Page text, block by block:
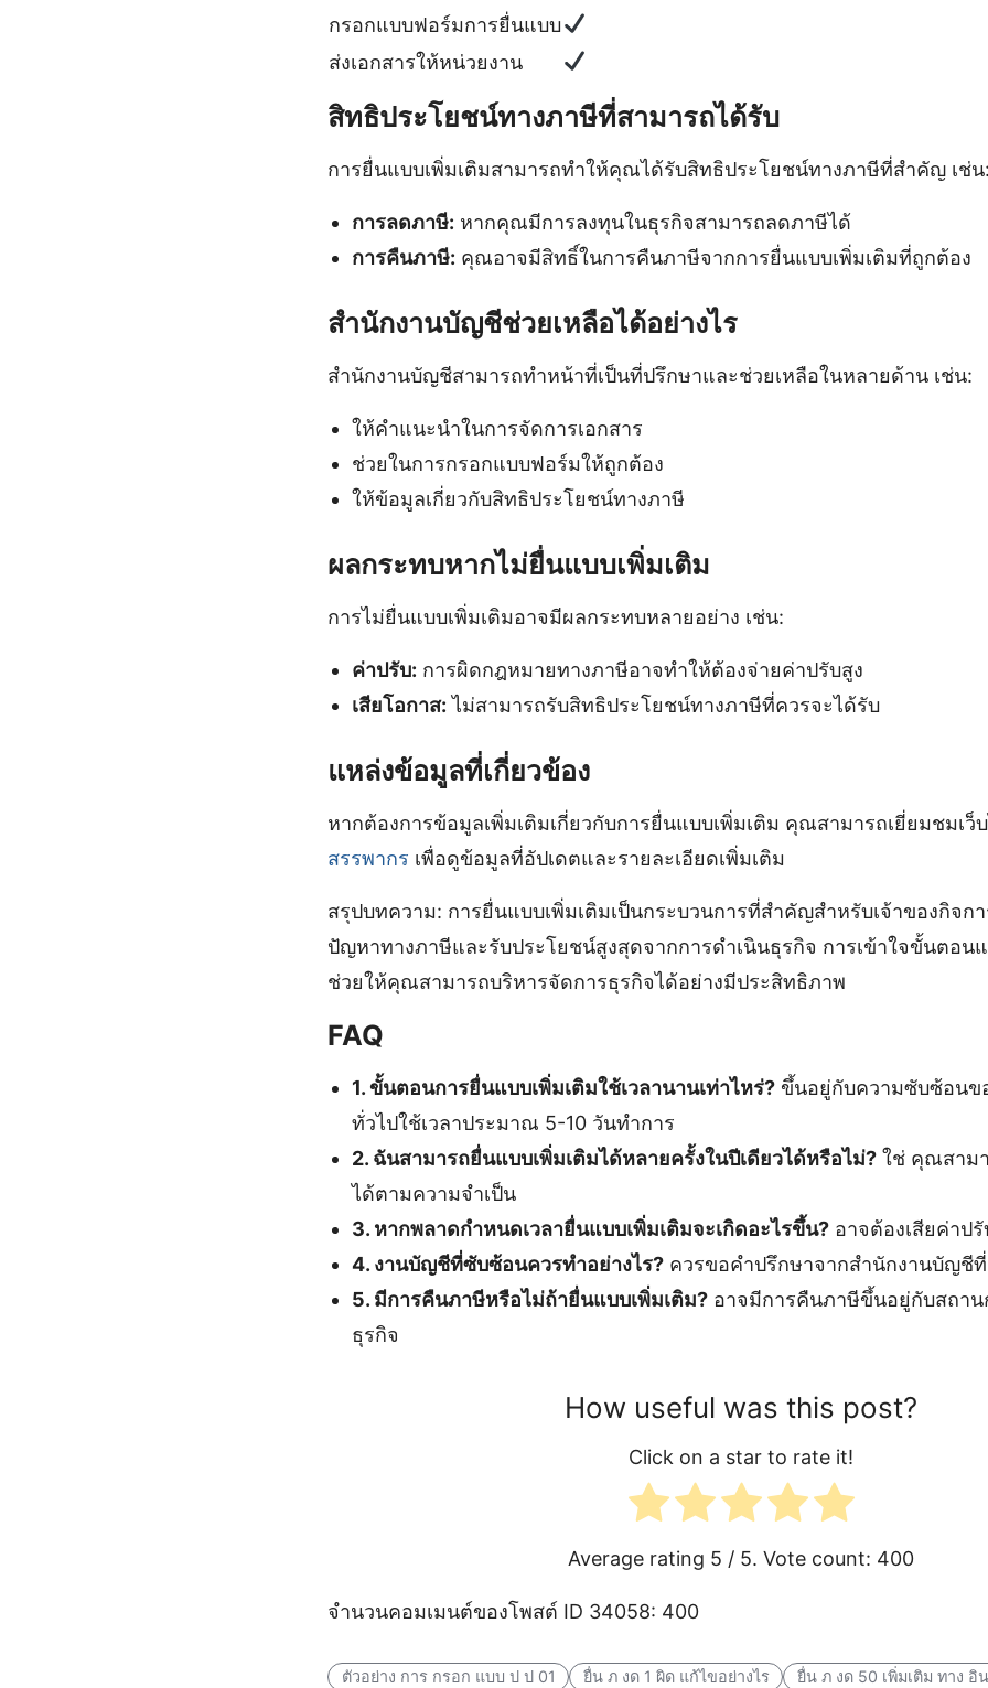
กรอกแบบฟอร์มการยื่นแบบ
ส่งเอกสารให้หน่วยงาน
สิทธิประโยชน์ทางภาษีที่สามารถได้รับ
การยื่นแบบเพิ่มเติมสามารถทำให้คุณได้รับสิทธิประโยชน์ทางภาษีที่สำคัญ เช่น:
การลดภาษี: หากคุณมีการลงทุนในธุรกิจสามารถลดภาษีได้
การคืนภาษี: คุณอาจมีสิทธิ์ในการคืนภาษีจากการยื่นแบบเพิ่มเติมที่ถูกต้อง
สำนักงานบัญชีช่วยเหลือได้อย่างไร
สำนักงานบัญชีสามารถทำหน้าที่เป็นที่ปรึกษาและช่วยเหลือในหลายด้าน เช่น:
ให้คำแนะนำในการจัดการเอกสาร
ช่วยในการกรอกแบบฟอร์มให้ถูกต้อง
ให้ข้อมูลเกี่ยวกับสิทธิประโยชน์ทางภาษี
ผลกระทบหากไม่ยื่นแบบเพิ่มเติม
การไม่ยื่นแบบเพิ่มเติมอาจมีผลกระทบหลายอย่าง เช่น:
ค่าปรับ: การผิดกฎหมายทางภาษีอาจทำให้ต้องจ่ายค่าปรับสูง
เสียโอกาส: ไม่สามารถรับสิทธิประโยชน์ทางภาษีที่ควรจะได้รับ
แหล่งข้อมูลที่เกี่ยวข้อง
หากต้องการข้อมูลเพิ่มเติมเกี่ยวกับการยื่นแบบเพิ่มเติม คุณสามารถเยี่ยมชมเว็
สรรพากร เพื่อดูข้อมูลที่อัปเดตและรายละเอียดเพิ่มเติม
สรุปบทความ: การยื่นแบบเพิ่มเติมเป็นกระบวนการที่สำคัญสำหรับเจ้าของกิจกา
ปัญหาทางภาษีและรับประโยชน์สูงสุดจากการดำเนินธุรกิจ การเข้าใจขั้นตอน
ช่วยให้คุณสามารถบริหารจัดการธุรกิจได้อย่างมีประสิทธิภาพ
FAQ
1. ขั้นตอนการยื่นแบบเพิ่มเติมใช้เวลานานเท่าไหร่?ขึ้นอยู่กับความซับซ้อนข
ทั่วไปใช้เวลาประมาณ 5-10 วันทำการ
2. ฉันสามารถยื่นแบบเพิ่มเติมได้หลายครั้งในปีเดียวได้หรือไม่?ใช่ คุณสามา
ได้ตามความจำเป็น
3. หากพลาดกำหนดเวลายื่นแบบเพิ่มเติมจะเกิดอะไรขึ้น?อาจต้องเสียค่าปรั
4. งานบัญชีที่ซับซ้อนควรทำอย่างไร?ควรขอคำปรึกษาจากสำนักงานบัญชี
5. มีการคืนภาษีหรือไม่ถ้ายื่นแบบเพิ่มเติม?อาจมีการคืนภาษีขึ้นอยู่กับสถา
ธุรกิจ
How useful was this post?
Click on a star to rate it!
Average rating 5 / 5. Vote count: 400
จำนวนคอมเมนต์ของโพสต์ ID 34058: 400
ตัวอย่าง การ กรอก แบบ ป ป 01 ยื่น ภ งด 1 ผิด แก้ไขอย่างไร ยื่น ภ งด 50 เพิ่มเติม ทาง อิ